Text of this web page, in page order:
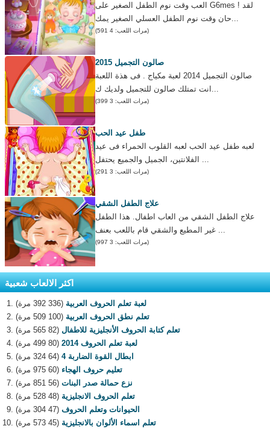
العب وقت نوم الطفل الصغير على G6mes ! لقد
حان وقت نوم الطفل العسلي الصغير يمك...
(مرات اللعب: 4 591)
صالون التجميل 2015
صالون التجميل 2014 لعبة مكياج . فى هذة اللعبة
انت تمتلك صالون للتجميل ولديك ك...
(مرات اللعب: 3 399)
طفل عيد الحب
لعبه طفل عيد الحب لعبه القلوب الحمراء فى عيد
الفلانتين، الجميل والجميع يحتفل ...
(مرات اللعب: 3 291)
علاج الطفل الشقي
علاج الطفل الشقي من العاب اطفال. هذا الطفل
غير المطيع والشقي قام باللعب بعنف ...
(مرات اللعب: 3 997)
اكثر الالعاب شعبية
لعبة تعلم الحروف العربية (336 392 مرة)
تعلم نطق الحروف العربية (100 509 مرة)
تعلم كتابة الحروف الأنجليزية للاطفال (82 565 مرة)
لعبة تعلم الحروف 2014
(80 499 مرة)
ابطال القوة الضاربة 4
(64 324 مرة)
تعليم حروف الهجاء (60 975 مرة)
نزع حمالة صدر البنات (56 851 مرة)
تعلم الحروف الانجليزية (48 528 مرة)
الحيوانات وتعلم الحروف (47 304 مرة)
تعلم اسماء الألوان بالانجليزية (45 573 مرة)